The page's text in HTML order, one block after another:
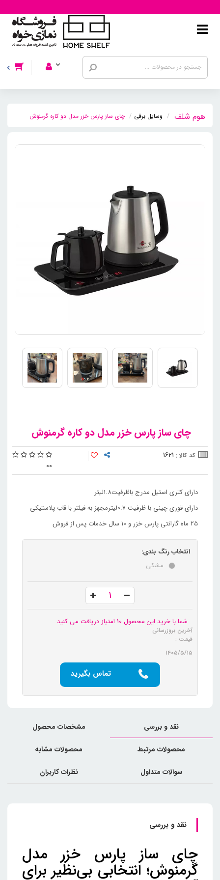
وسایل برقی چای ساز پارس خزر مدل دو کاره گرمنوش
چای ساز پارس خزر مدل دو کاره گرمنوش
کد کالا : 1621
00
دارای کتری استیل مدرج باظرفیت1.8لیتر
دارای قوری چینی با ظرفیت 0.7لیترمجهز به فیلتر با قاب پلاستیکی
25 ماه گارانتی پارس خزر و 10 سال خدمات پس از فروش
انتخاب رنگ بندی:
مشکی
شما با خرید این محصول 10 امتیاز دریافت می کنید
آخرین بروزرسانی
قیمت :
۱۴۰۵/۵/۱۵
تماس بگیرید
نقد و بررسی مشخصات محصول
محصولات مرتبط محصولات مشابه
سوالات متداول نظرات کاربران
نقد و بررسی
چای ساز پارس خزر مدل
گرمنوش؛ انتخابی بی‌نظیر برای